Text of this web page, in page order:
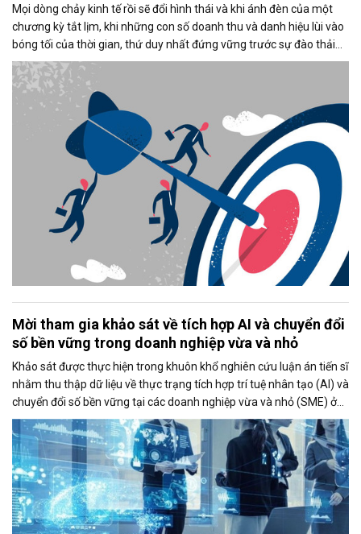
Mọi dòng chảy kinh tế rồi sẽ đổi hình thái và khi ánh đèn của một
chương kỳ tắt lịm, khi những con số doanh thu và danh hiệu lùi vào
bóng tối của thời gian, thứ duy nhất đứng vững trước sự đào thải
không phải là vật chất, mà là: Di sản tinh thần của người dẫn
đường.
Mời tham gia khảo sát về tích hợp AI và chuyển đổi
số bền vững trong doanh nghiệp vừa và nhỏ
Khảo sát được thực hiện trong khuôn khổ nghiên cứu luận án tiến sĩ
nhằm thu thập dữ liệu về thực trạng tích hợp trí tuệ nhân tạo (AI) và
chuyển đổi số bền vững tại các doanh nghiệp vừa và nhỏ (SME) ở
Việt Nam. Kết quả nghiên cứu kỳ vọng sẽ góp phần đề xuất các giải
pháp thúc đẩy ứng dụng AI và nâng cao năng lực cạnh tranh của
doanh nghiệp.